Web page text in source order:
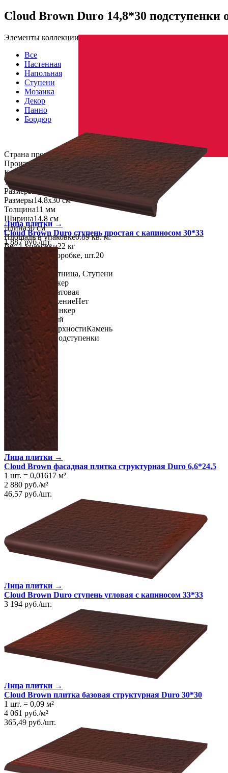
Страна производства
Производитель
PARADYZ CERAMICA
КоллекцияParadyz Ceramica CLOUD BROWN
Тип плитки
Ступень
Размеры
Размеры14.8х30 см
Толщина11 мм
Ширина14.8 см
Длина30 см
Площадь в упаковке0.89 кв. м.
Вес 1 упаковки22 кг
Количество в коробке, шт.20
Свойства
Назначение
Лестница, Ступени
Материал
Клинкер
Матовая
ПротивоскольжениеНет
ТехнологияКлинкер
Кирпичный
Имитация поверхностиКамень
Подступенки
Cloud Brown Duro 14,8*30 подступенки
Элементы коллекции
Все
Настенная
Напольная
Ступени
Мозаика
Декор
Панно
Бордюр
Лица плитки →
Cloud Brown Duro ступень простая с капиносом 30*33
1 887 руб./шт.
Лица плитки →
Cloud Brown фасадная плитка структурная Duro 6,6*24,5
1 шт. = 0,01617 м²
2 880 руб./м²
46,57 руб./шт.
Лица плитки →
Cloud Brown Duro ступень угловая с капиносом 33*33
3 194 руб./шт.
Лица плитки →
Cloud Brown плитка базовая структурная Duro 30*30
1 шт. = 0,09 м²
4 061 руб./м²
365,49 руб./шт.